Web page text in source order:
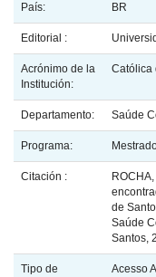
País: BR
Editorial :
Acrónimo de la
Institución:
Católica
Departamento: Saúde
Programa:
Citación :
de
Saúde
Santos,
Tipo de
Acesso